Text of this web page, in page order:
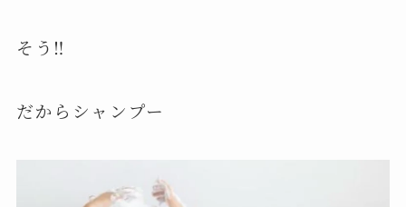
そう‼️
だからシャンプー